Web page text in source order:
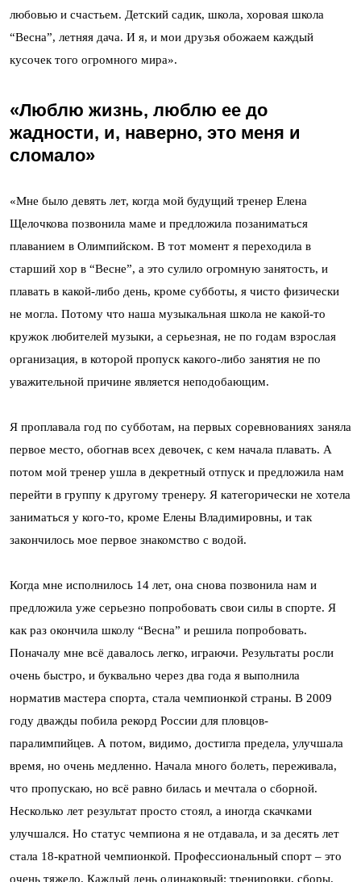
любовью и счастьем. Детский садик, школа, хоровая школа
“Весна”, летняя дача. И я, и мои друзья обожаем каждый
кусочек того огромного мира».
«Люблю жизнь, люблю ее до
жадности, и, наверно, это меня и
сломало»
«Мне было девять лет, когда мой будущий тренер Елена
Щелочкова позвонила маме и предложила позаниматься
плаванием в Олимпийском. В тот момент я переходила в
старший хор в “Весне”, а это сулило огромную занятость, и
плавать в какой-либо день, кроме субботы, я чисто физически
не могла. Потому что наша музыкальная школа не какой-то
кружок любителей музыки, а серьезная, не по годам взрослая
организация, в которой пропуск какого-либо занятия не по
уважительной причине является неподобающим.
Я проплавала год по субботам, на первых соревнованиях заняла
первое место, обогнав всех девочек, с кем начала плавать. А
потом мой тренер ушла в декретный отпуск и предложила нам
перейти в группу к другому тренеру. Я категорически не хотела
заниматься у кого-то, кроме Елены Владимировны, и так
закончилось мое первое знакомство с водой.
Когда мне исполнилось 14 лет, она снова позвонила нам и
предложила уже серьезно попробовать свои силы в спорте. Я
как раз окончила школу “Весна” и решила попробовать.
Поначалу мне всё давалось легко, играючи. Результаты росли
очень быстро, и буквально через два года я выполнила
норматив мастера спорта, стала чемпионкой страны. В 2009
году дважды побила рекорд России для пловцов-
паралимпийцев. А потом, видимо, достигла предела, улучшала
время, но очень медленно. Начала много болеть, переживала,
что пропускаю, но всё равно билась и мечтала о сборной.
Несколько лет результат просто стоял, а иногда скачками
улучшался. Но статус чемпиона я не отдавала, и за десять лет
стала 18-кратной чемпионкой. Профессиональный спорт – это
очень тяжело. Каждый день одинаковый: тренировки, сборы.